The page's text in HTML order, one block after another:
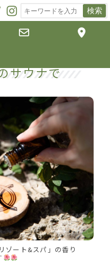
検索
 
ウナで
ゾート&スパ」の香り